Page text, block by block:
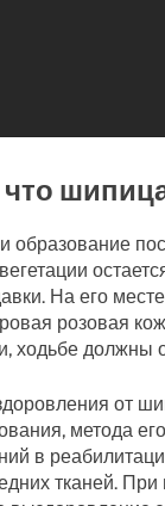
что
образование
На его
розовая
ходьбе должны
от
метода
в
тканей. При